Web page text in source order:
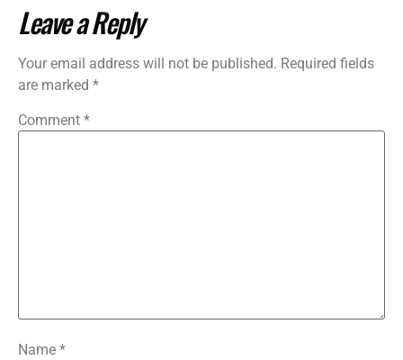
Leave a Reply
Your email address will not be published. Required fields
are marked *
Comment *
Name *